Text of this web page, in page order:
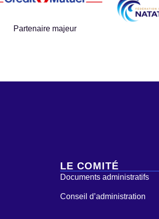
Partenaire majeur
LE COMITÉ
Documents administratifs
Conseil d’administration